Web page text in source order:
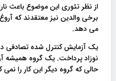
از نظر تئوری این موضوع باعث
برخی والدین نیز معتقدند که
می دهد.
نوزاد پرداخت. یک گروه همیشه
حالی که گروه دیگر این کار را نمی